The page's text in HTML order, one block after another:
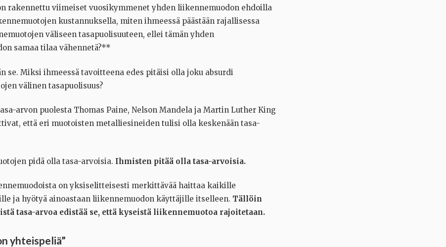
rakennettu viimeiset vuosikymmenet yhden liikennemuodon ehdoilla
kustannuksella, miten ihmeessä päästään rajallisessa
väliseen tasapuolisuuteen, ellei tämän yhden
samaa tilaa vähennetä?**
se. Miksi ihmeessä tavoitteena edes pitäisi olla joku absurdi
välinen tasapuolisuus?
arvon puolesta Thomas Paine, Nelson Mandela ja Martin Luther King
että eri muotoisten metalliesineiden tulisi olla keskenään tasa-
pidä olla tasa-arvoisia. Ihmisten pitää olla tasa-arvoisia.
on yksiselitteisesti merkittävää haittaa kaikille
ja hyötyä ainoastaan liikennemuodon käyttäjille itselleen. Tällöin
tasa-arvoa edistää se, että kyseistä liikennemuotoa rajoitetaan.
yhteispeliä”